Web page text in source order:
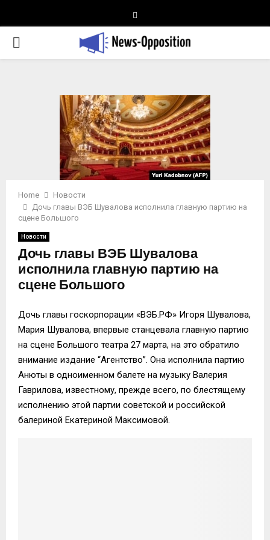
PRIMARY
Home
Новости
Дочь главы ВЭБ Шувалова исполнила главную партию на
сцене Большого
Новости
Дочь главы ВЭБ Шувалова
исполнила главную партию на
сцене Большого
Дочь главы госкорпорации «ВЭБ.РФ» Игоря Шувалова,
Мария Шувалова, впервые станцевала главную партию
на сцене Большого театра 27 марта, на это обратило
внимание издание “Агентство”. Она исполнила партию
Анюты в одноименном балете на музыку Валерия
Гаврилова, известному, прежде всего, по блестящему
исполнению этой партии советской и российской
балериной Екатериной Максимовой.